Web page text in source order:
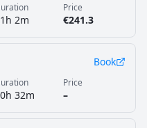
2m
Price
€241.3
Book
32m
Price
–